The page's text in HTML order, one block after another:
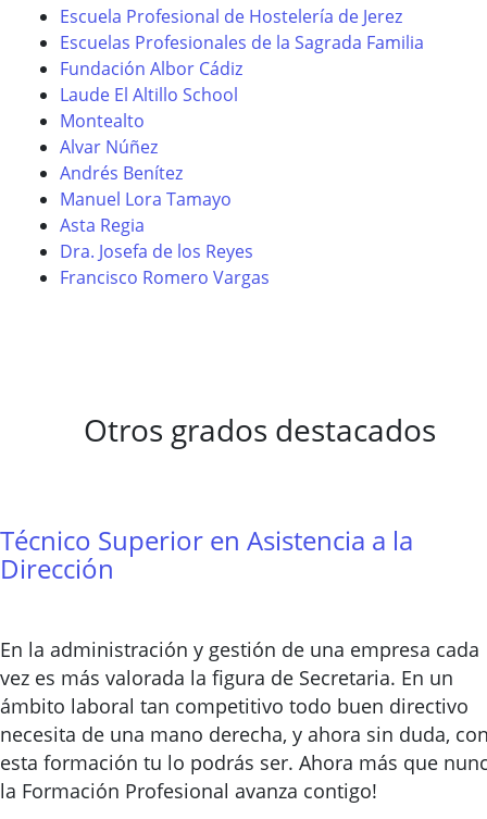
Escuela Profesional de Hostelería de Jerez
Escuelas Profesionales de la Sagrada Familia
Fundación Albor Cádiz
Laude El Altillo School
Montealto
Alvar Núñez
Andrés Benítez
Manuel Lora Tamayo
Asta Regia
Dra. Josefa de los Reyes
Francisco Romero Vargas
Otros grados destacados
Técnico Superior en Asistencia a la
Dirección
En la administración y gestión de una empresa cada
vez es más valorada la figura de Secretaria. En un
ámbito laboral tan competitivo todo buen directivo
necesita de una mano derecha, y ahora sin duda,
esta formación tu lo podrás ser. Ahora más que
la Formación Profesional avanza contigo!